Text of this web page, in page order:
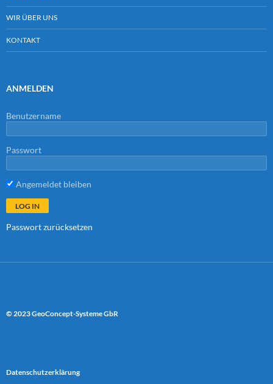
WIR ÜBER UNS
KONTAKT
ANMELDEN
Benutzername
Passwort
Angemeldet bleiben
Passwort zurücksetzen
© 2023 GeoConcept-Systeme GbR
Datenschutzerklärung